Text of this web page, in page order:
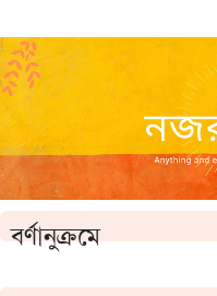
বর্ণানুক্রমে